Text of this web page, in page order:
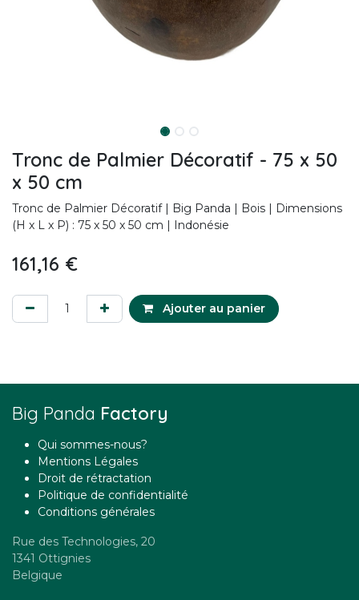
Tronc de Palmier Décoratif - 75 x 50
x 50 cm
Tronc de Palmier Décoratif | Big Panda | Bois | Dimensions
(H x L x P) : 75 x 50 x 50 cm | Indonésie
161,16 €
Ajouter au panier
Big Panda Factory
Qui sommes-nous?
Mentions Légales
Droit de rétractation
Politique de confidentialité
Conditions générales
Rue des Technologies, 20
1341 Ottignies
Belgique